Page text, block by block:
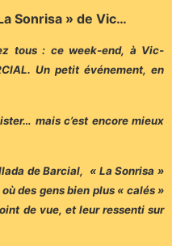
Sonrisa » de Vic…
tous : ce week-end, à Vic-
Un petit événement, en
mais c’est encore mieux
de Barcial, « La Sonrisa »
des gens bien plus « calés »
de vue, et leur ressenti sur